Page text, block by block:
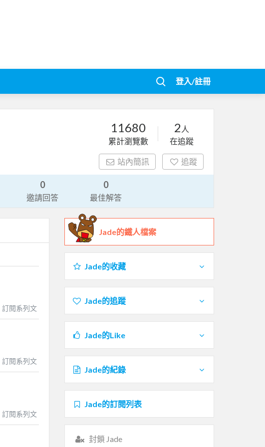
登入/註冊
11680
累計瀏覽數
2 人
在追蹤
站內簡訊 追蹤
0
邀請回答
0
最佳解答
訂閱系列文
訂閱系列文
訂閱系列文
Jade的鐵人檔案
Jade的收藏
Jade的追蹤
Jade的Like
Jade的紀錄
Jade的訂閱列表
封鎖 Jade